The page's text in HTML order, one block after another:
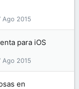
Ago 2015
para iOS
Ago 2015
en